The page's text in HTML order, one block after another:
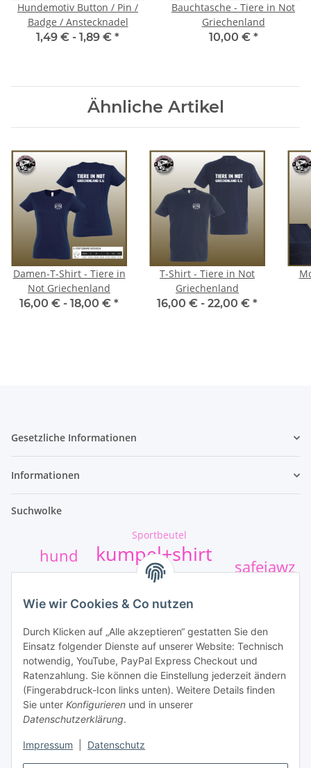
Wie wir Cookies & Co nutzen
Durch Klicken auf „Alle akzeptieren“ gestatten Sie den
Einsatz folgender Dienste auf unserer Website: Technisch
notwendig, YouTube, PayPal Express Checkout und
Ratenzahlung. Sie können die Einstellung jederzeit ändern
(Fingerabdruck-Icon links unten). Weitere Details finden
Sie unter Konfigurieren und in unserer
Datenschutzerklärung.
Impressum Datenschutz
Hundemotiv Button / Pin /
Badge / Anstecknadel
1,49 € - 1,89 € *
Bauchtasche - Tiere in Not
Griechenland
10,00 € *
Ähnliche Artikel
Damen-T-Shirt - Tiere in
Not Griechenland
16,00 € - 18,00 € *
T-Shirt - Tiere in Not
Griechenland
16,00 € - 22,00 € *
Gesetzliche Informationen
Informationen
Suchwolke
t-shirt-druck
kumpel+shirt
Ruhrpott mülheim
safejawz
hund
highkick
mundschutz
Sportbeutel
Unsere Leistungen